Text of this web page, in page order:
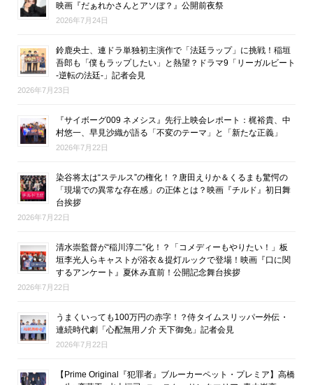
映画『だぁれかさんとアソぼ？』公開前夜祭
2026年7月24日
鈴鹿央士、連ドラ単独初主演作で「法廷ラップ」に挑戦！稲垣
吾郎も「僕もラップしたい」と熱望？ドラマ9「リーガルビート
-逆転の法廷-」記者会見
2026年7月23日
『サイボーグ009 ネメシス』先行上映会レポート：梶裕貴、中
村悠一、早見沙織が語る「不変のテーマ」と「新たな正義」
2026年7月22日
染谷将太は“ステルス”の権化！？唐田えりか＆くるまも驚愕の
「現場での異常な存在感」の正体とは？映画『チルド』初日舞
台挨拶
2026年7月22日
清水崇監督が“稲川淳二”化！？「コメディーもやりたい！」板
垣李光人らキャストが浴衣＆提灯ルックで登場！映画『口に関
するアンケート』夏休み直前！公開記念舞台挨拶
2026年7月22日
うまくいっても100万円の赤字！？侍タイムスリッパー外伝・
連続時代劇「心配無用ノ介 天下御免」記者会見
2026年7月22日
【Prime Original『犯罪者』ブルーカーペット・プレミア】高橋